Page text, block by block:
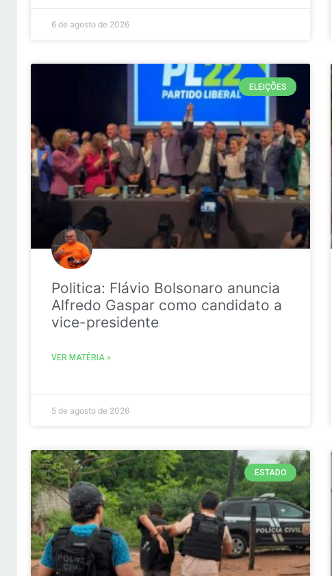
6 de agosto de 2026
ELEIÇÕES
Politica: Flávio Bolsonaro anuncia
Alfredo Gaspar como candidato a
vice-presidente
VER MATÉRIA »
5 de agosto de 2026
ESTADO